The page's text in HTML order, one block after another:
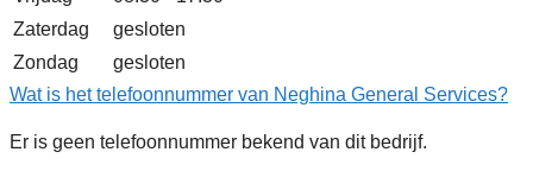
Zaterdag
gesloten
Zondag
gesloten
Wat is het telefoonnummer van Neghina General Services?
Er is geen telefoonnummer bekend van dit bedrijf.